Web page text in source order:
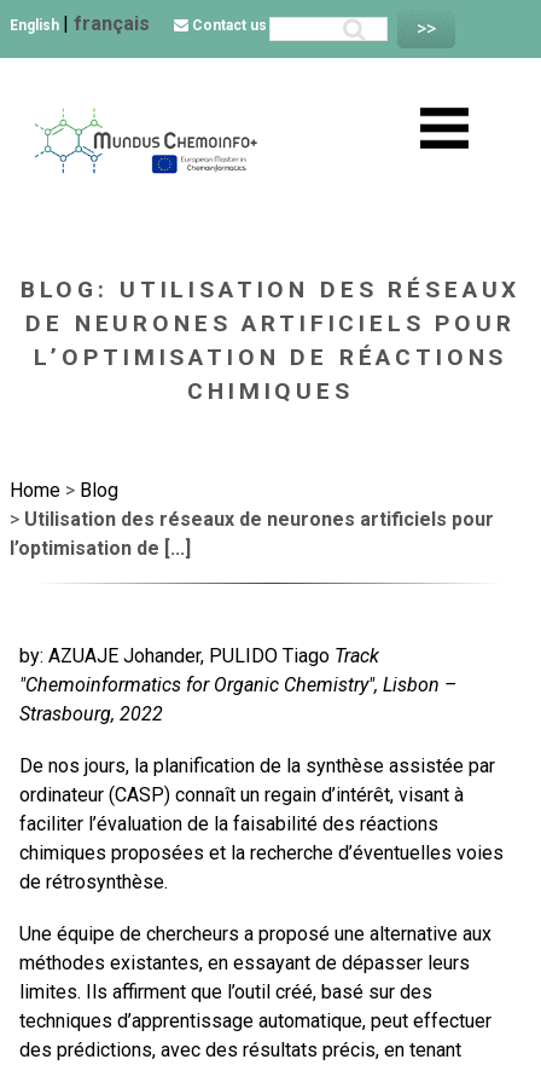
English | français Contact us
BLOG: UTILISATION DES RÉSEAUX
DE NEURONES ARTIFICIELS POUR
L’OPTIMISATION DE RÉACTIONS
CHIMIQUES
Home > Blog
> Utilisation des réseaux de neurones artificiels pour
l’optimisation de [...]
by: AZUAJE Johander, PULIDO Tiago Track
"Chemoinformatics for Organic Chemistry", Lisbon –
Strasbourg, 2022
De nos jours, la planification de la synthèse assistée par
ordinateur (CASP) connaît un regain d’intérêt, visant à
faciliter l’évaluation de la faisabilité des réactions
chimiques proposées et la recherche d’éventuelles voies
de rétrosynthèse.
Une équipe de chercheurs a proposé une alternative aux
méthodes existantes, en essayant de dépasser leurs
limites. Ils affirment que l’outil créé, basé sur des
techniques d’apprentissage automatique, peut effectuer
des prédictions, avec des résultats précis, en tenant